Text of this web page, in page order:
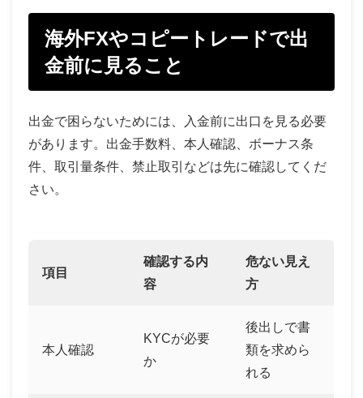
海外FXやコピートレードで出
金前に見ること
出金で困らないためには、入金前に出口を見る必要
があります。出金手数料、本人確認、ボーナス条
件、取引量条件、禁止取引などは先に確認してくだ
さい。
項目
確認する内
容
危ない見え
方
本人確認
KYCが必要
か
後出しで書
類を求めら
れる